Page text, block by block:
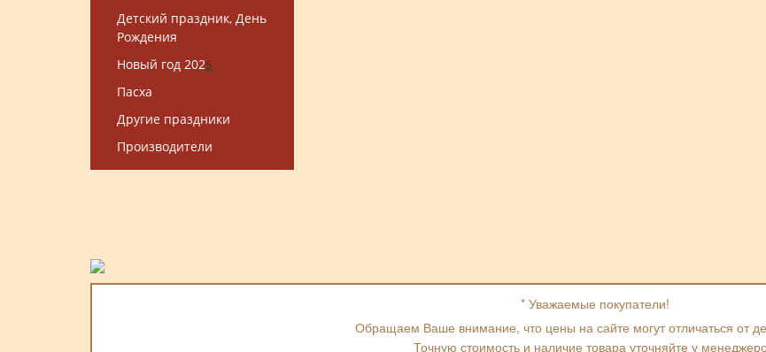
Детский праздник, День
Рождения
Новый год 2025
Пасха
Другие праздники
Производители
* Уважаемые покупатели!
Обращаем Ваше внимание, что цены на сайте могут отличаться от
Точную стоимость и наличие товара уточняйте у